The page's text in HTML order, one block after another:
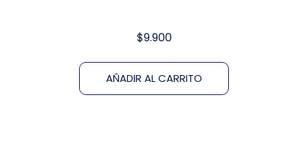
$9.900
AÑADIR AL CARRITO